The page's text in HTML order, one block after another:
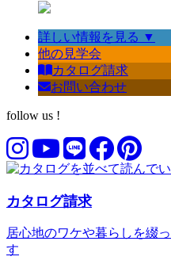
詳しい情報を見る ▼
他の見学会
カタログ請求
お問い合わせ
follow us !
カタログ請求
居心地のワケや暮らしを綴
す